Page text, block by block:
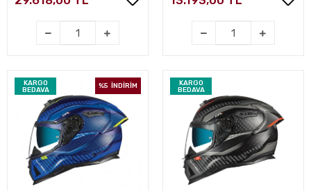
KARGO
BEDAVA
%5 İNDİRİM
KARGO
BEDAVA